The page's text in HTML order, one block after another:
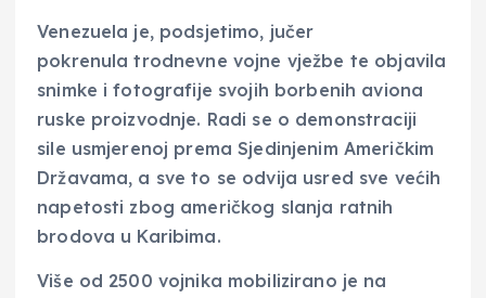
Venezuela je, podsjetimo, jučer
pokrenula trodnevne vojne vježbe te objavila
snimke i fotografije svojih borbenih aviona
ruske proizvodnje. Radi se o demonstraciji
sile usmjerenoj prema Sjedinjenim Američkim
Državama, a sve to se odvija usred sve većih
napetosti zbog američkog slanja ratnih
brodova u Karibima.
Više od 2500 vojnika mobilizirano je na